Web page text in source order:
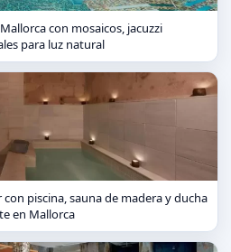
con mosaicos, jacuzzi
para luz natural
piscina, sauna de madera y ducha
en Mallorca